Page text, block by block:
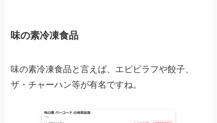
味の素冷凍食品
味の素冷凍食品と言えば、エビピラフや餃子、
ザ・チャーハン等が有名ですね。